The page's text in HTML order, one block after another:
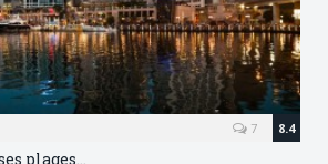
8.4
7
plages…